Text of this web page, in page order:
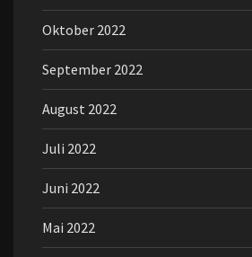
Oktober 2022
September 2022
August 2022
Juli 2022
Juni 2022
Mai 2022